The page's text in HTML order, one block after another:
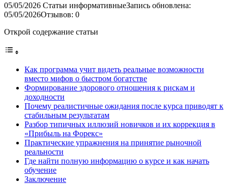
05/05/2026 Статьи информативныеЗапись обновлена:
05/05/2026Отзывов: 0
Открой содержание статьи
Как программа учит видеть реальные возможности
вместо мифов о быстром богатстве
Формирование здорового отношения к рискам и
доходности
Почему реалистичные ожидания после курса приводят к
стабильным результатам
Разбор типичных иллюзий новичков и их коррекция в
«Прибыль на Форекс»
Практические упражнения на принятие рыночной
реальности
Где найти полную информацию о курсе и как начать
обучение
Заключение